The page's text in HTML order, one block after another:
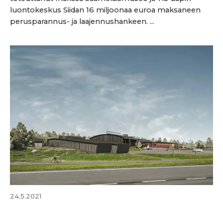
luontokeskus Siidan 16 miljoonaa euroa maksaneen
perusparannus- ja laajennushankeen. ...
24.5.2021